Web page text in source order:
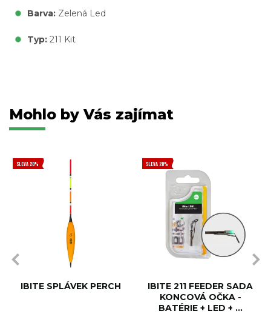
Barva: Zelená Led
Typ: 211 Kit
Mohlo by Vás zajímat
SLEVA 20%
IBITE SPLÁVEK PERCH
SLEVA 20%
IBITE 211 FEEDER SADA
KONCOVÁ OČKA -
BATÉRIE + LED + ...